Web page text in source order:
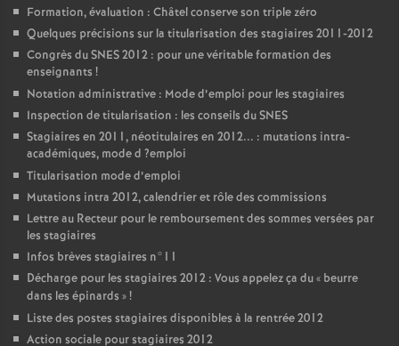
Formation, évaluation : Châtel conserve son triple zéro
Quelques précisions sur la titularisation des stagiaires 2011-2012
Congrès duSNES2012 : pour une véritable formation des
enseignants !
Notation administrative : Mode d’emploi pour les stagiaires
Inspection de titularisation : les conseils duSNES
Stagiaires en 2011, néotitulaires en 2012... : mutations intra-
académiques, mode d ?emploi
Titularisation mode d’emploi
Mutations intra 2012, calendrier et rôle des commissions
Lettre au Recteur pour le remboursement des sommes versées par
les stagiaires
Infos brèves stagiaires n°11
Décharge pour les stagiaires 2012 : Vous appelez ça du « beurre
dans les épinards »!
Liste des postes stagiaires disponibles à la rentrée 2012
Action sociale pour stagiaires 2012